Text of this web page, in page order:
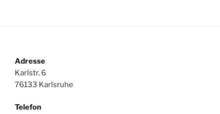
Adresse
Karlstr. 6
76133 Karlsruhe
Telefon